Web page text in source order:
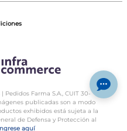
Pedidos Farma S.A., CUIT 30-
publicadas son a modo
exhibidos está sujeta a la
de Defensa y Protección al
aquí